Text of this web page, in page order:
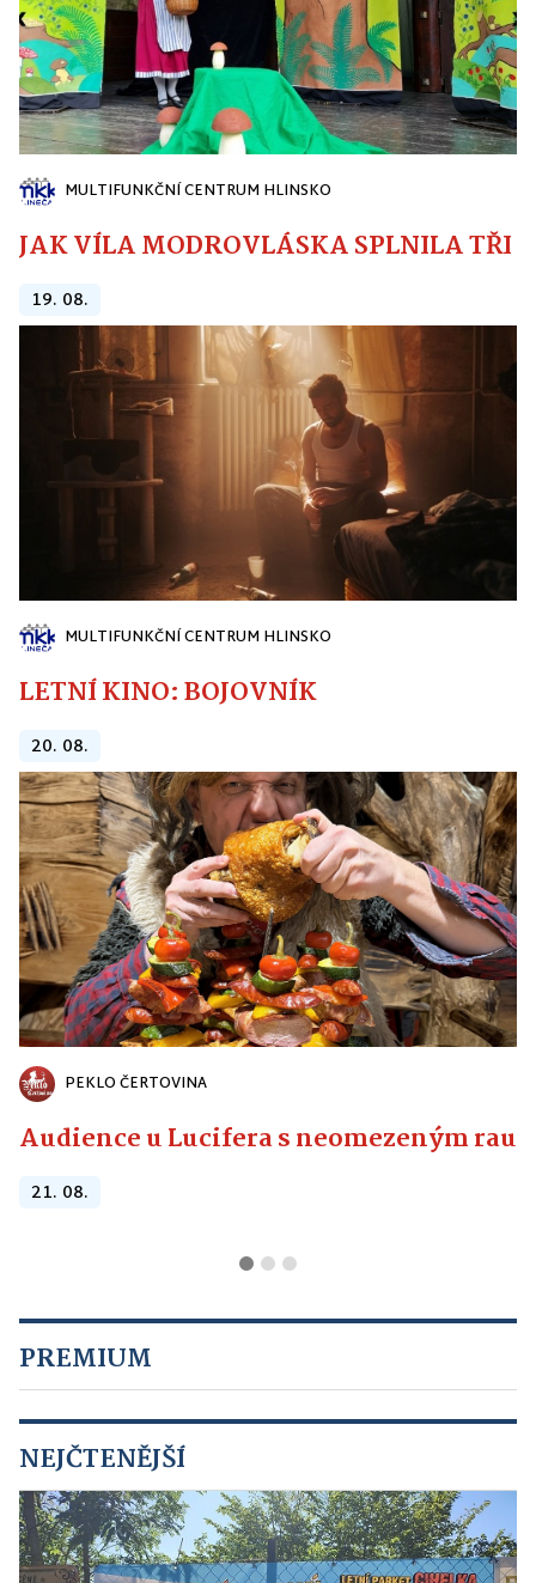
MULTIFUNKČNÍ CENTRUM HLINSKO
JAK VÍLA MODROVLÁSKA SPLNILA
19. 08.
MULTIFUNKČNÍ CENTRUM HLINSKO
LETNÍ KINO: BOJOVNÍK
20. 08.
PEKLO ČERTOVINA
Audience u Lucifera s neomezeným
21. 08.
PREMIUM
NEJČTENĚJŠÍ